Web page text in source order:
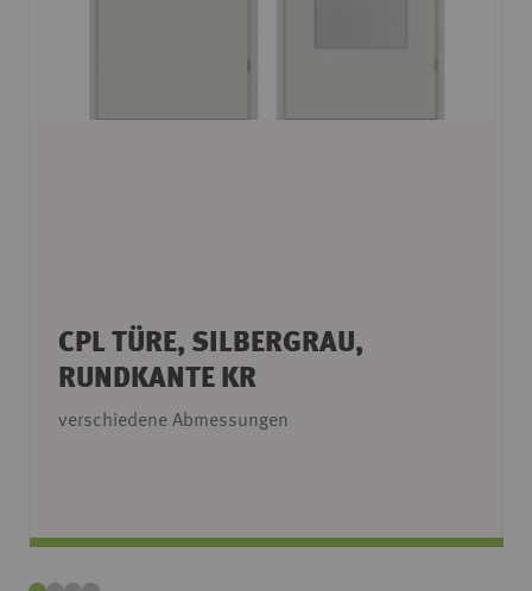
CPL TÜRE, SILBERGRAU,
RUNDKANTE KR
verschiedene Abmessungen